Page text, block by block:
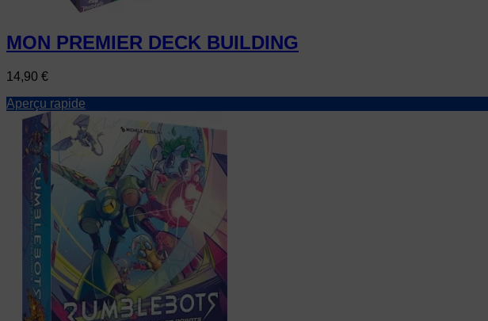
MON PREMIER DECK BUILDING
Prix
14,90 €
Aperçu rapide